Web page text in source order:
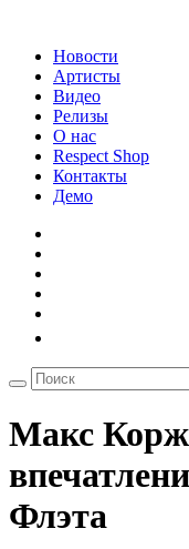
Новости
Артисты
Видео
Релизы
О нас
Respect Shop
Контакты
Демо
Макс Корж
Флэта